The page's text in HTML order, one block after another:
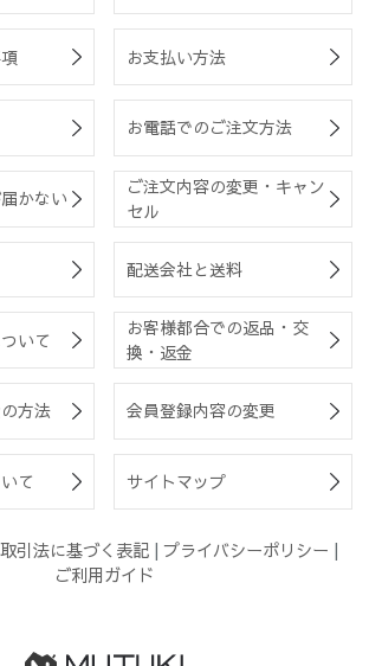
お支払い方法
お電話でのご注文方法
かない
ご注文内容の変更・キャン
セル
配送会社と送料
いて
お客様都合での返品・交
換・返金
方法 会員登録内容の変更
て サイトマップ
引法に基づく表記 | プライバシーポリシー |
ご利用ガイド